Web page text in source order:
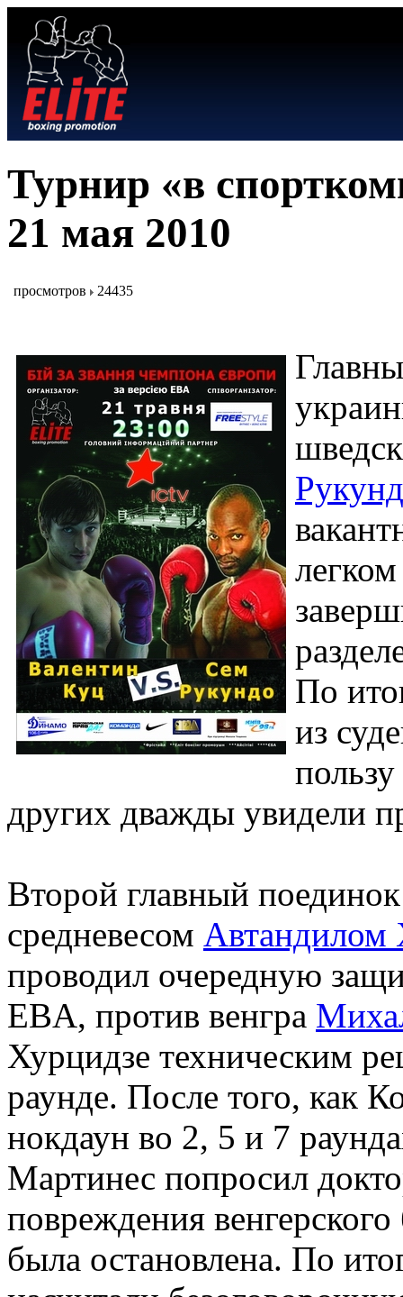
Турнир «в
21 мая 2010
просмотров 24435
По
из
других дважды увидели
Второй главный
средневесом Автандилом
проводил очередную
EBA, против венгра
Хурцидзе техническим
раунде. После того, как
нокдаун во 2, 5 и 7
Мартинес попросил
повреждения венгерского
была остановлена. По